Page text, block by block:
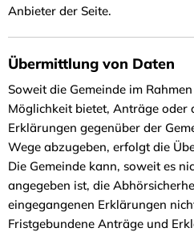
Anbieter der Seite.
Übermittlung von Daten
Soweit die Gemeinde im
Möglichkeit bietet, Anträge oder
Erklärungen gegenüber der
Wege abzugeben, erfolgt die
Die Gemeinde kann, soweit es
angegeben ist, die
eingegangenen Erklärungen
Fristgebundene Anträge und